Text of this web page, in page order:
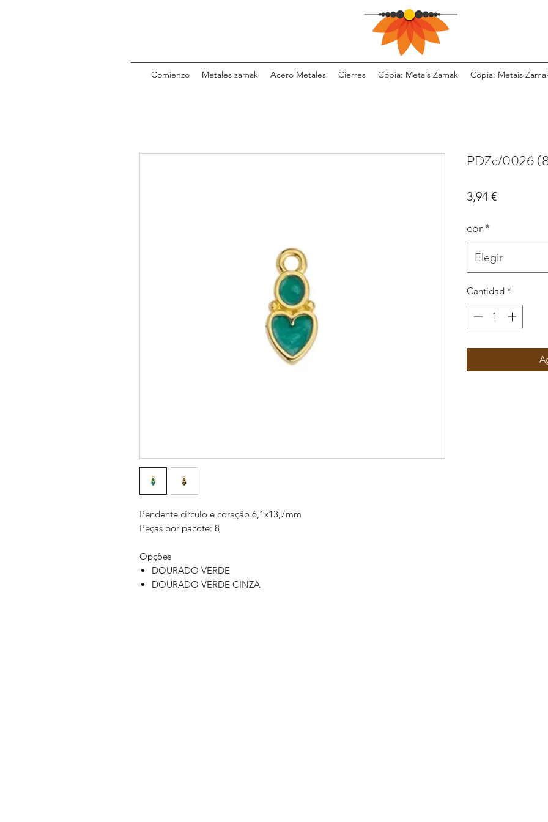
Comienzo Metales zamak Acero Metales Cierres Cópia: Metais Zamak Cópia: Metais
Pendente círculo e coração 6,1x13,7mm
Peças por pacote: 8
Opções
DOURADO VERDE
DOURADO VERDE CINZA
PDZc/0026
3,94 €Precio
cor*
Elegir
Cantidad *